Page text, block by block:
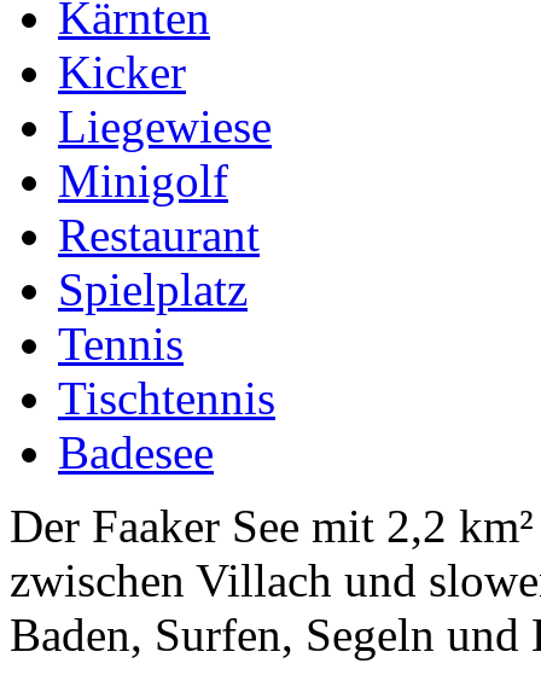
Kärnten
Kicker
Liegewiese
Minigolf
Restaurant
Spielplatz
Tennis
Tischtennis
Badesee
Der Faaker See mit 2,2
zwischen Villach und
Baden, Surfen, Segeln